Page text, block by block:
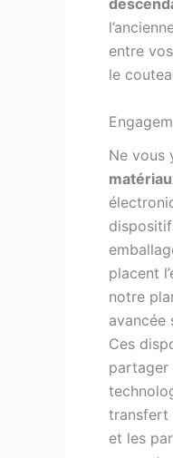
entre
le
Ne vous
placent
notre
avancée
Ces
partager
transfert
et les